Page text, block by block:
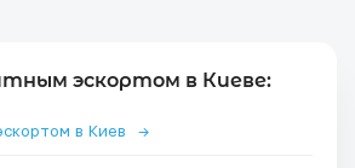
эскортом в Киеве:
в Киев →